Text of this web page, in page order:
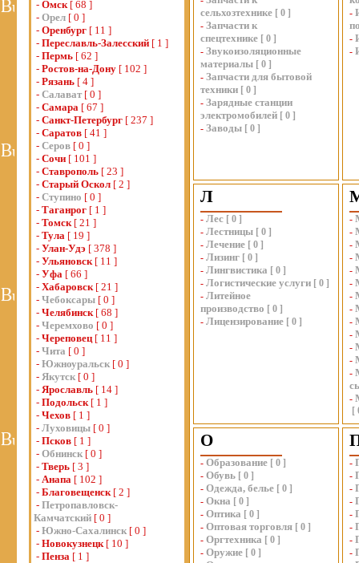
- Омск[ 68 ]
- Орел [ 0 ]
- Оренбург [ 11 ]
- Переславль-Залесский [ 1 ]
- Пермь [ 62 ]
- Ростов-на-Дону [ 102 ]
- Рязань [ 4 ]
- Салават [ 0 ]
- Самара [ 67 ]
- Санкт-Петербург [ 237 ]
- Саратов [ 41 ]
- Серов [ 0 ]
- Сочи [ 101 ]
- Ставрополь [ 23 ]
- Старый Оскол [ 2 ]
- Ступино [ 0 ]
- Таганрог [ 1 ]
- Томск[ 21 ]
- Тула [ 19 ]
- Улан-Удэ [ 378 ]
- Ульяновск[ 11 ]
- Уфа [ 66 ]
- Хабаровск[ 21 ]
- Чебоксары [ 0 ]
- Челябинск[ 68 ]
- Черемхово [ 0 ]
- Череповец[ 11 ]
- Чита [ 0 ]
- Южноуральск [ 0 ]
- Якутск [ 0 ]
- Ярославль [ 14 ]
- Подольск[ 1 ]
- Чехов [ 1 ]
- Луховицы [ 0 ]
- Псков [ 1 ]
- Обнинск [ 0 ]
- Тверь [ 3 ]
- Анапа [ 102 ]
- Благовещенск[ 2 ]
- Петропавловск-
Камчатский [ 0 ]
- Южно-Сахалинск [ 0 ]
- Новокузнецк[ 10 ]
- Пенза [ 1 ]
сельхозтехнике [ 0 ]
- Запчасти к
спецтехнике [ 0 ]
- Звукоизоляционные
материалы [ 0 ]
- Запчасти для бытовой
техники [ 0 ]
- Зарядные станции
электромобилей [ 0 ]
- Заводы [ 0 ]
-
-
-
Л
- Лес [ 0 ]
- Лестницы [ 0 ]
- Лечение [ 0 ]
- Лизинг [ 0 ]
- Лингвистика [ 0 ]
- Логистические услуги [ 0 ]
- Литейное
производство [ 0 ]
- Лицензирование [ 0 ]
-
-
-
-
-
-
-
-
-
-
-
-
-
-
[
О
- Образование [ 0 ]
- Обувь [ 0 ]
- Одежда, белье [ 0 ]
- Окна [ 0 ]
- Оптика [ 0 ]
- Оптовая торговля [ 0 ]
- Оргтехника [ 0 ]
- Оружие [ 0 ]
-
-
-
-
-
-
-
-